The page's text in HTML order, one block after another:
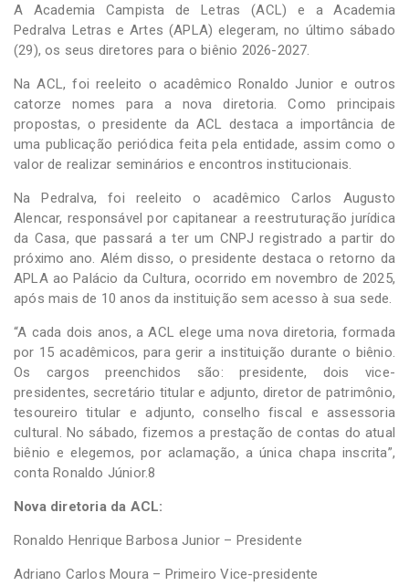
A Academia Campista de Letras (ACL) e a Academia
Pedralva Letras e Artes (APLA) elegeram, no último sábado
(29), os seus diretores para o biênio 2026-2027.
Na ACL, foi reeleito o acadêmico Ronaldo Junior e outros
catorze nomes para a nova diretoria. Como principais
propostas, o presidente da ACL destaca a importância de
uma publicação periódica feita pela entidade, assim como o
valor de realizar seminários e encontros institucionais.
Na Pedralva, foi reeleito o acadêmico Carlos Augusto
Alencar, responsável por capitanear a reestruturação jurídica
da Casa, que passará a ter um CNPJ registrado a partir do
próximo ano. Além disso, o presidente destaca o retorno da
APLA ao Palácio da Cultura, ocorrido em novembro de 2025,
após mais de 10 anos da instituição sem acesso à sua sede.
“A cada dois anos, a ACL elege uma nova diretoria, formada
por 15 acadêmicos, para gerir a instituição durante o biênio.
Os cargos preenchidos são: presidente, dois vice-
presidentes, secretário titular e adjunto, diretor de patrimônio,
tesoureiro titular e adjunto, conselho fiscal e assessoria
cultural. No sábado, fizemos a prestação de contas do atual
biênio e elegemos, por aclamação, a única chapa inscrita”,
conta Ronaldo Júnior.8
Nova diretoria da ACL:
Ronaldo Henrique Barbosa Junior – Presidente
Adriano Carlos Moura – Primeiro Vice-presidente